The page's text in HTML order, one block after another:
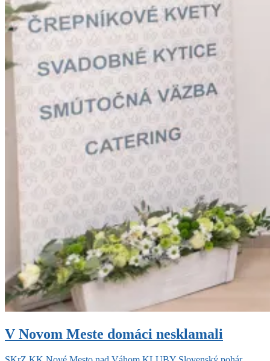
V Novom Meste domáci nesklamali